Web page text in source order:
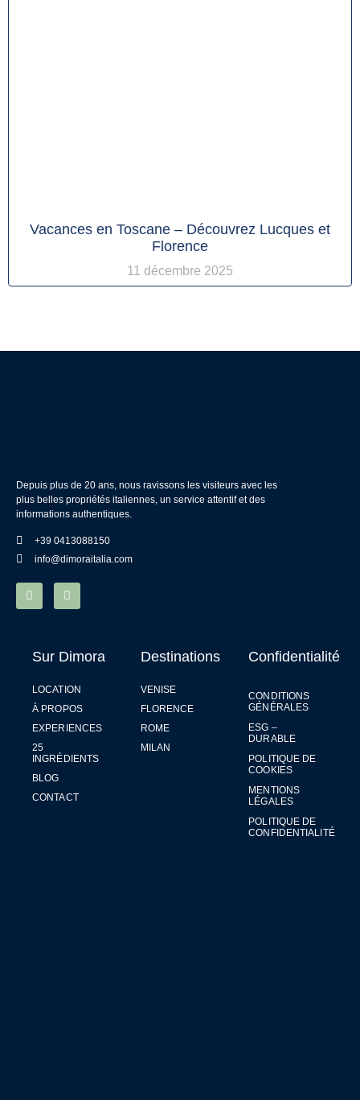
Vacances en Toscane – Découvrez Lucques et
Florence
11 décembre 2025
Depuis plus de 20 ans, nous ravissons les visiteurs avec les
plus belles propriétés italiennes, un service attentif et des
informations authentiques.
+39 0413088150
info@dimoraitalia.com
Sur Dimora
LOCATION
À PROPOS
EXPERIENCES
25
INGRÉDIENTS
BLOG
CONTACT
Destinations
VENISE
FLORENCE
ROME
MILAN
Confidentialité
CONDITIONS
GÉNÉRALES
ESG –
DURABLE
POLITIQUE DE
COOKIES
MENTIONS
LÉGALES
POLITIQUE DE
CONFIDENTIALITÉ